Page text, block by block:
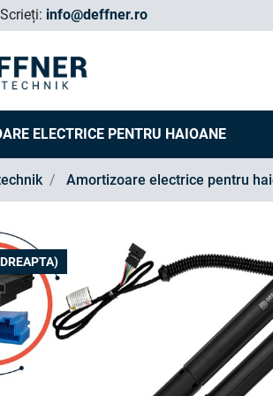
Scrieți: info@deffner.ro
ELECTRICE PENTRU HAIOANE
Amortizoare electrice pentru